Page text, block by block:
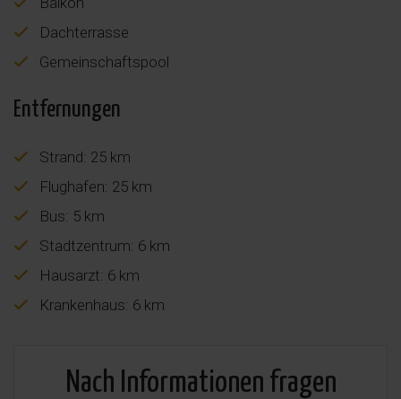
Dachterrasse
Gemeinschaftspool
Entfernungen
Strand: 25 km
Flughafen: 25 km
Bus: 5 km
Stadtzentrum: 6 km
Hausarzt: 6 km
Krankenhaus: 6 km
Nach Informationen fragen